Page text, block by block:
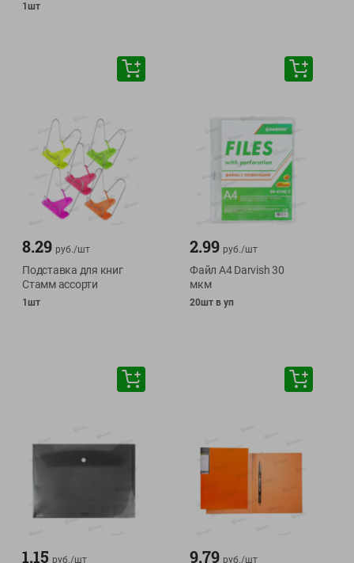
1шт
8.29 руб./шт
Подставка для книг
Стамм ассорти
1шт
2.99 руб./шт
Файл А4 Darvish 30
мкм
20шт в уп
1.15 руб./шт 9.79 руб./шт